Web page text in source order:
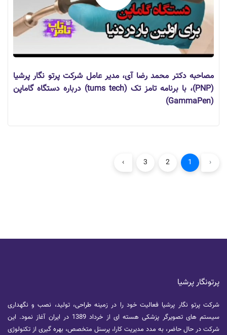
مصاحبه دکتر محمد رضا آی، مدیر عامل شرکت پرتو نگار پرشیا
(PNP)، با برنامه تامز تک (tums tech) درباره دستگاه گاماپن
(GammaPen)
‹
1
2
3
›
پرتونگار پرشیا
شرکت پرتو نگار پرشیا فعالیت خود را در زمینه طراحی، تولید، نصب و نگهداری
سیستم های تصویرگر پزشکی هسته ای از خرداد 1389 در ایران آغاز نمود. این
شرکت در حال حاضر، به مدد مدیریت کارا، پرسنل متخصص، بهره گیری از تکنولوژی